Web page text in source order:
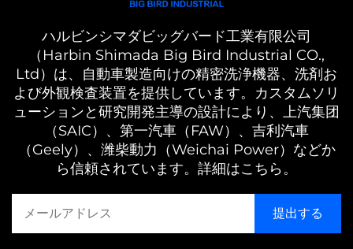
ハルビンシマダビッグバード工業有限公司
（Harbin Shimada Big Bird Industrial CO.,
Ltd）は、自動車製造向けの精密洗浄機器、洗剤お
よび外観検査装置を提供しています。カスタムソリ
ューションと研究開発主導の設計により、上汽集团
（SAIC）、第一汽車（FAW）、吉利汽車
（Geely）、潍柴動力（Weichai Power）などか
ら信頼されています。詳細はこちら。